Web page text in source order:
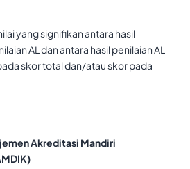
yang signifikan antara hasil
AL dan antara hasil penilaian AL
skor total dan/atau skor pada
Akreditasi Mandiri